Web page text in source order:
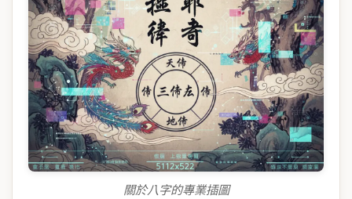
關於八字的專業插圖